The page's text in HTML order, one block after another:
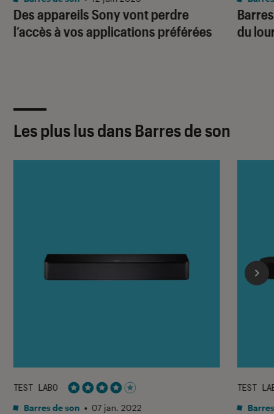
Des appareils Sony vont perdre
l’accès à vos applications préférées
du
Les plus lus dans Barres de son
TEST LABO
Noté 4 étoiles sur 5
Barres de son • 07 jan. 2022
TEST